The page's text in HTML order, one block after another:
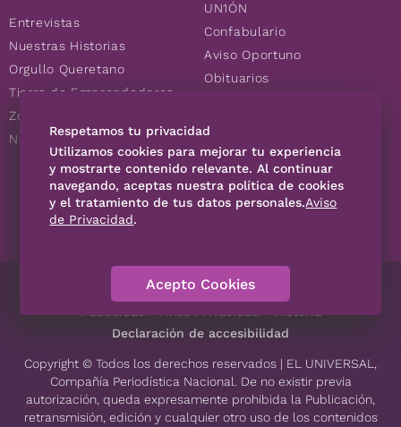
Entrevistas
Nuestras Historias
Orgullo Queretano
Tierra de Emprendedores
Zoociales
Nuevos Queretanos
UN1ÓN
Confabulario
Aviso Oportuno
Obituarios
Consultas
SÍGUENOS
Contáctanos Código de Ética
Declaración de accesibilidad
Copyright © Todos los derechos reservados | EL UNIVERSAL,
Compañía Periodística Nacional. De no existir previa
autorización, queda expresamente prohibida la Publicación,
retransmisión, edición y cualquier otro uso de los contenidos
Respetamos tu privacidad
Utilizamos cookies para mejorar tu experiencia
y mostrarte contenido relevante. Al continuar
navegando, aceptas nuestra política de cookies
y el tratamiento de tus datos personales.Aviso
de Privacidad.
Acepto Cookies